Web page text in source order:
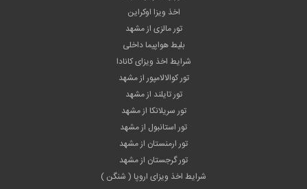
اخذ ویزا اوکراین
تور مالزی از مشهد
بلیط هواپیما داخلی
شرایط اخذ ویزای کانادا
تور کوالالامپور از مشهد
تور تایلند از مشهد
تور سریلانکا از مشهد
تور استانبول از مشهد
تور ارمنستان از مشهد
تور گرجستان از مشهد
شرایط اخذ ویزای اروپا ( شنگن )